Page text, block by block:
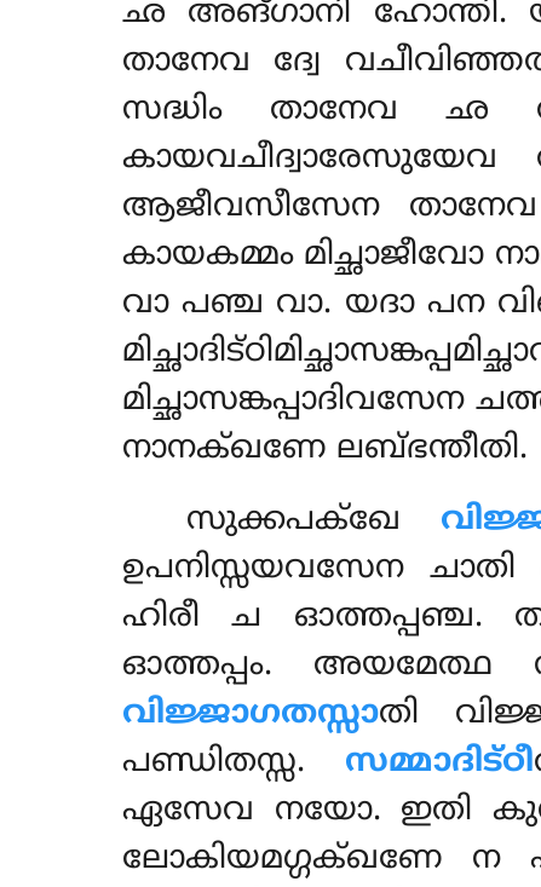
ഛ അങ്ഗാനി ഹോന്തി. യദാ
താനേവ ദ്വേ
സദ്ധിം താനേവ
ആജീവസീസേന താനേവ
കായകമ്മം മിച്ഛാജീവോ
വാ പഞ്ച വാ. യദാ പന
മിച്ഛാസങ്കപ്പാദിവസേന
നാനക്ഖണേ ലബ്ഭന്തീതി.
സുക്കപക്ഖേ
ഉപനിസ്സയവസേന ചാതി
ഹിരീ ച ഓത്തപ്പഞ്ച.
ഓത്തപ്പം. അയമേത്ഥ
വിജ്ജാഗതസ്സാതി
പണ്ഡിതസ്സ. സമ്മാദിട്ഠീ
ഏസേവ നയോ. ഇതി
ലോകിയമഗ്ഗക്ഖണേ ന